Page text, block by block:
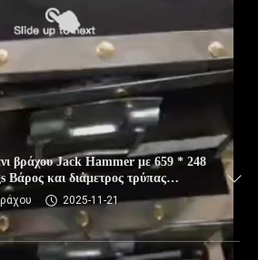
βράχου Jack Hammer με 659 * 248
και διάμετρος τρύπας
2025-11-21